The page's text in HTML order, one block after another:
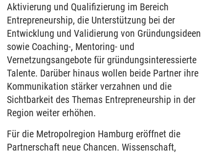
Aktivierung und Qualifizierung im Bereich
Entrepreneurship, die Unterstützung bei der
Entwicklung und Validierung von Gründungsideen
sowie Coaching-, Mentoring- und
Vernetzungsangebote für gründungsinteressierte
Talente. Darüber hinaus wollen beide Partner ihre
Kommunikation stärker verzahnen und die
Sichtbarkeit des Themas Entrepreneurship in der
Region weiter erhöhen.
Für die Metropolregion Hamburg eröffnet die
Partnerschaft neue Chancen. Wissenschaft,